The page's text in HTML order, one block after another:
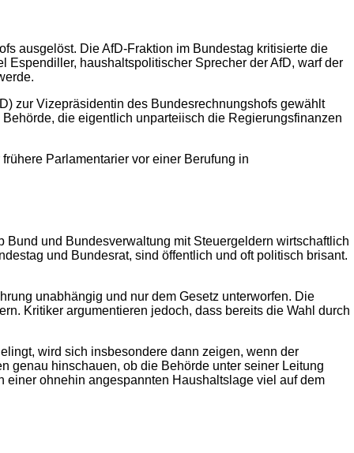
ausgelöst. Die AfD-Fraktion im Bundestag kritisierte die
Espendiller, haushaltspolitischer Sprecher der AfD, warf der
zur Vizepräsidentin des Bundesrechnungshofs gewählt
die eigentlich unparteiisch die Regierungsfinanzen
Parlamentarier vor einer Berufung in
und Bundesverwaltung mit Steuergeldern wirtschaftlich
und Bundesrat, sind öffentlich und oft politisch brisant.
unabhängig und nur dem Gesetz unterworfen. Die
Kritiker argumentieren jedoch, dass bereits die Wahl durch
wird sich insbesondere dann zeigen, wenn der
genau hinschauen, ob die Behörde unter seiner Leitung
einer ohnehin angespannten Haushaltslage viel auf dem